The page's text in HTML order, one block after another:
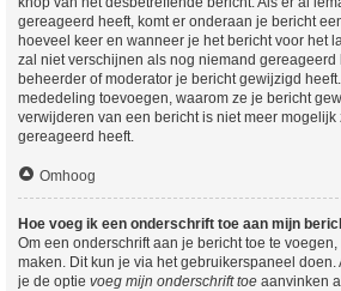
gereageerd heeft, komt er onderaan je bericht
hoeveel keer en wanneer je het bericht voor het
zal niet verschijnen als nog niemand gereageerd
beheerder of moderator je bericht gewijzigd
mededeling toevoegen, waarom ze je bericht
verwijderen van een bericht is niet meer
gereageerd heeft.
Omhoog
Hoe voeg ik een onderschrift toe aan mijn
Om een onderschrift aan je bericht toe te
maken. Dit kun je via het gebruikerspaneel doen.
je de optie voeg mijn onderschrift toe aanvinken